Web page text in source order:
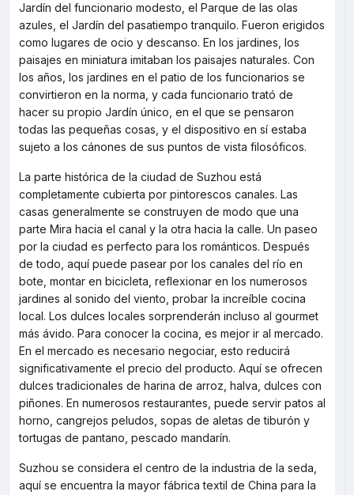
Jardín del funcionario modesto, el Parque de las olas
azules, el Jardín del pasatiempo tranquilo. Fueron erigidos
como lugares de ocio y descanso. En los jardines, los
paisajes en miniatura imitaban los paisajes naturales. Con
los años, los jardines en el patio de los funcionarios se
convirtieron en la norma, y cada funcionario trató de
hacer su propio Jardín único, en el que se pensaron
todas las pequeñas cosas, y el dispositivo en sí estaba
sujeto a los cánones de sus puntos de vista filosóficos.
La parte histórica de la ciudad de Suzhou está
completamente cubierta por pintorescos canales. Las
casas generalmente se construyen de modo que una
parte Mira hacia el canal y la otra hacia la calle. Un paseo
por la ciudad es perfecto para los románticos. Después
de todo, aquí puede pasear por los canales del río en
bote, montar en bicicleta, reflexionar en los numerosos
jardines al sonido del viento, probar la increíble cocina
local. Los dulces locales sorprenderán incluso al gourmet
más ávido. Para conocer la cocina, es mejor ir al mercado.
En el mercado es necesario negociar, esto reducirá
significativamente el precio del producto. Aquí se ofrecen
dulces tradicionales de harina de arroz, halva, dulces con
piñones. En numerosos restaurantes, puede servir patos al
horno, cangrejos peludos, sopas de aletas de tiburón y
tortugas de pantano, pescado mandarín.
Suzhou se considera el centro de la industria de la seda,
aquí se encuentra la mayor fábrica textil de China para la